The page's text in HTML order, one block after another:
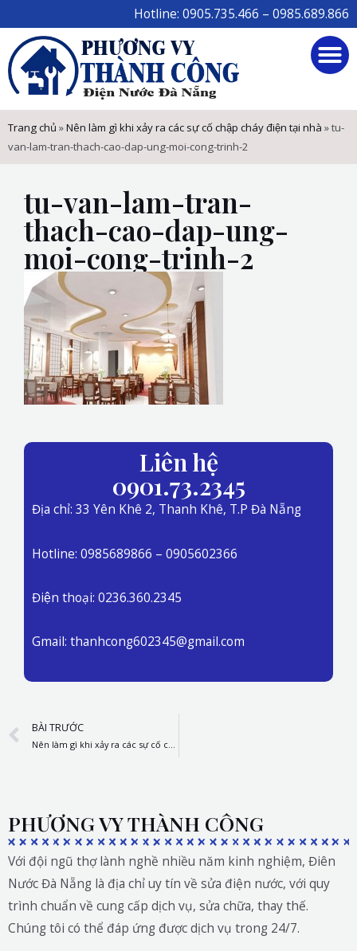
to
content
Hotline: 0905.735.466 – 0985.689.866
Trang chủ »Nên làm gì khi xảy ra các sự cố chập cháy điện tại nhà »tu-
van-lam-tran-thach-cao-dap-ung-moi-cong-trinh-2
tu-van-lam-tran-
thach-cao-dap-ung-
moi-cong-trinh-2
Liên hệ
0901.73.2345
Địa chỉ: 33 Yên Khê 2, Thanh Khê, T.P Đà Nẵng
Hotline: 0985689866 – 0905602366
Điện thoại: 0236.360.2345
Gmail: thanhcong602345@gmail.com
Prev
BÀI TRƯỚC
PHƯƠNG VY THÀNH CÔNG
Với đội ngũ thợ lành nghề nhiều năm kinh nghiệm, Điên
Nước Đà Nẵng là địa chỉ uy tín về sửa điện nước, với quy
trình chuẩn về cung cấp dịch vụ, sửa chữa, thay thế.
Chúng tôi có thể đáp ứng được dịch vụ trong 24/7.